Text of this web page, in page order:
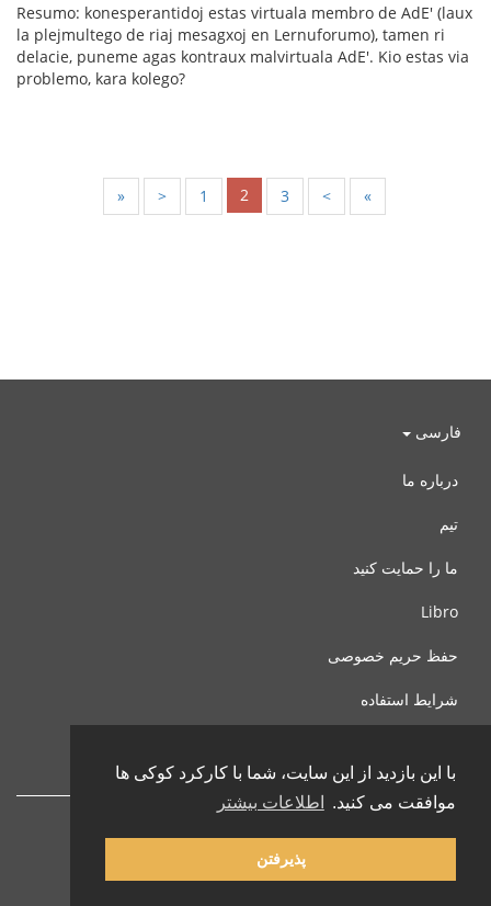
با این بازدید از این سایت، شما با کارکرد کوکی ها
موافقت می کنید.
اطلاعات بیشتر
پذیرفتن
Resumo: konesperantidoj estas virtuala membro de AdE' (laux
la plejmultego de riaj mesagxoj en Lernuforumo), tamen ri
delacie, puneme agas kontraux malvirtuala AdE'. Kio estas via
problemo, kara kolego?
« < 1 2 3 > »
فارسی
درباره ما
تیم
ما را حمایت کنید
Libro
حفظ حریم خصوصی
شرایط استفاده
© 2002-2026 lernu.net |Impressum